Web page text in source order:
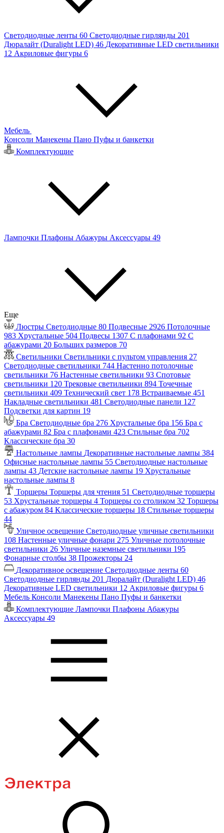
Светодиодные ленты 60 Светодиодные гирлянды 201
Дюралайт (Duralight LED) 46 Декоративные LED светильники
12 Акриловые фигуры 6
Мебель
Консоли Манекены Пано Пуфы и банкетки
Комплектующие
Лампочки Плафоны Абажуры Аксессуары 49
Еще
Люстры Светодиодные 80 Подвесные 2926 Потолочные
983 Хрустальные 504 Подвесы 1307 С плафонами 92 С
абажурами 20 Больших размеров 70
Светильники Светильники с пультом управления 27
Светодиодные светильники 744 Настенно потолочные
светильники 76 Настенные светильники 93 Спотовые
светильники 120 Трековые светильники 894 Точечные
светильники 409 Технический свет 178 Встраиваемые 451
Накладные светильники 481 Светодиодные панели 127
Подсветки для картин 19
Бра Светодиодные бра 276 Хрустальные бра 156 Бра с
абажурами 82 Бра с плафонами 423 Стильные бра 702
Классические бра 30
Настольные лампы Декоративные настольные лампы 384
Офисные настольные лампы 55 Светодиодные настольные
лампы 43 Детские настольные лампы 19 Хрустальные
настольные лампы 8
Торшеры Торшеры для чтения 51 Светодиодные торшеры
53 Хрустальные торшеры 4 Торшеры со столиком 32 Торшеры
с абажуром 84 Классические торшеры 18 Стильные торшеры
44
Уличное освещение Светодиодные уличные светильники
108 Настенные уличные фонари 275 Уличные потолочные
светильники 26 Уличные наземные светильники 195
Фонарные столбы 38 Прожекторы 24
Декоративное освещение Светодиодные ленты 60
Светодиодные гирлянды 201 Дюралайт (Duralight LED) 46
Декоративные LED светильники 12 Акриловые фигуры 6
Мебель Консоли Манекены Пано Пуфы и банкетки
Комплектующие Лампочки Плафоны Абажуры
Аксессуары 49